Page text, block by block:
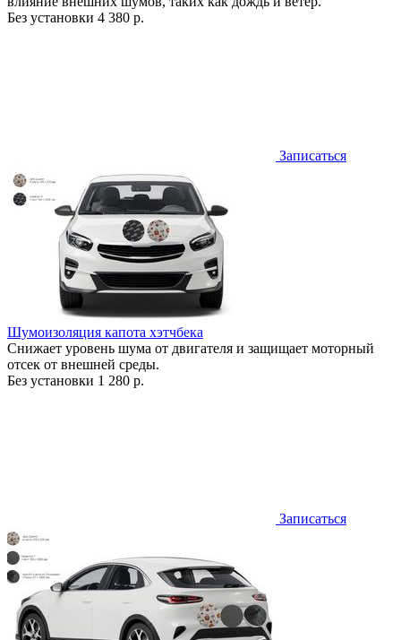
Без установки 4 380 р.
Записаться
Шумоизоляция капота хэтчбека
Снижает уровень шума от двигателя и защищает моторный
отсек от внешней среды.
Без установки 1 280 р.
Записаться